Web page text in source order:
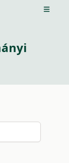
Open